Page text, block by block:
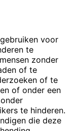
voor
te
zonder
of te
of te
of onder een
te hinderen.
die deze